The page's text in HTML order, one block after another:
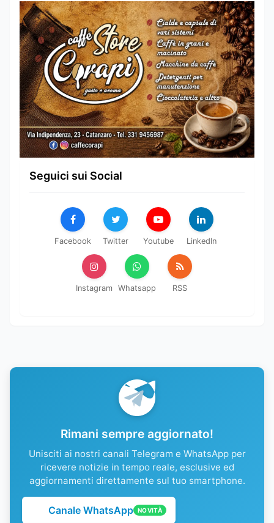
Seguici sui Social
Facebook Twitter Youtube LinkedIn
Instagram Whatsapp RSS
Rimani sempre aggiornato!
Unisciti ai nostri canali Telegram e WhatsApp per
ricevere notizie in tempo reale, esclusive ed
aggiornamenti direttamente sul tuo smartphone.
Canale WhatsApp NOVITÀ